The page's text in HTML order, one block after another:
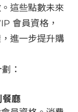
這些點數未來
會員資格，
進一步提升購
：
餐廳